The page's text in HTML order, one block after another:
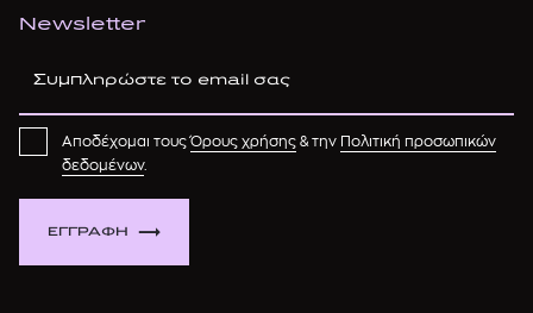
Newsletter
ΕΓΓΡΑΦΗ
Αποδέχομαι τουςΌρους χρήσης & την
Πολιτική προσωπικών
δεδομένων.